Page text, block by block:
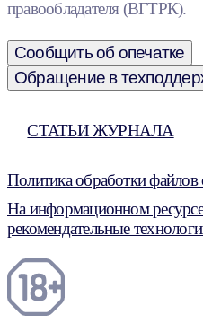
правообладателя (ВГТРК).
Сообщить об опечатке
Обращение в
СТАТЬИ ЖУРНАЛА
Политика обработки файлов
На информационном
рекомендательные